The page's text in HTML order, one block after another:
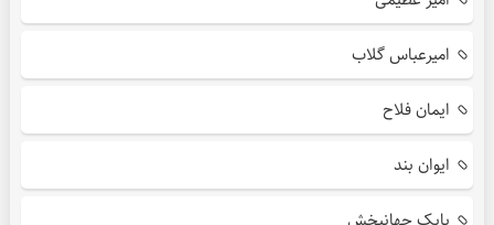
امیرعباس گلاب
ایمان فلاح
ایوان بند